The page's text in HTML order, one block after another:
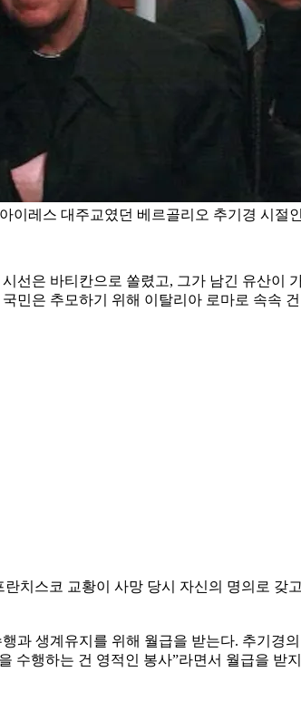
이레스 대주교였던 베르골리오 추기경 시절
선은 바티칸으로 쏠렸고, 그가 남긴 유산이
민은 추모하기 위해 이탈리아 로마로 속속
치스코 교황이 사망 당시 자신의 명의로 갖
과 생계유지를 위해 월급을 받는다. 추기경
수행하는 건 영적인 봉사”라면서 월급을 받